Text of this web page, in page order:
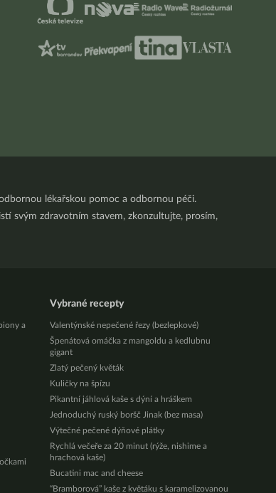
lékařskou pomoc a odbornou péči.
svým zdravotním stavem, zkonzultujte, prosím,
a
Vybrané recepty
Valentýnské nepečené řezy (bezlepkové)
Špenátová omáčka z mangoldu a kedlubnu
gigant
Zlatý pečený květák
Kuličky na špízu
Pikantní jáhlová kaše s dýní a hráškem
Jednoduchý ruský boršč Jinak (bez masa)
Výtečné pečené dýňové plátky
Rychlá večeře za 20 minut (rýže, nishime a
hrachová kaše)
Bucatini mac and cheese
“Bramborová” kaše z květáku s karamelizovanou